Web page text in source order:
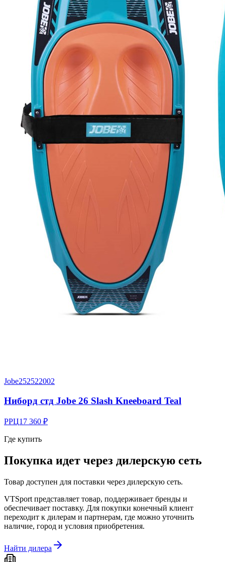
Jobe252522002
Ниборд стд Jobe 26 Slash Kneeboard Teal
РРЦ17 360 ₽
Где купить
Покупка идет через дилерскую сеть
Товар доступен для поставки через дилерскую сеть.
VTSport представляет товар, поддерживает бренды и
обеспечивает поставку. Для покупки конечный клиент
переходит к дилерам и партнерам, где можно уточнить
наличие, город и условия приобретения.
Найти дилера